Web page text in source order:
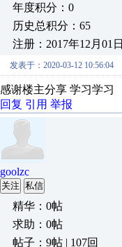
年度积分：0
历史总积分：65
注册：2017年12月01日
发表于：2020-03-12 10:56:04
感谢楼主分享 学习学习
回复 引用 举报
goolzc
关注 私信
精华：0帖
求助：0帖
帖子：9帖 | 107回